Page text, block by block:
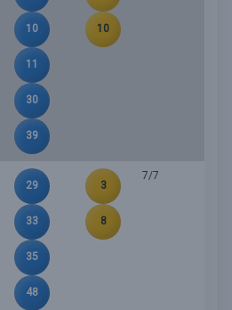
10
11
30
39
10
29
33
35
48
3
8
7/7